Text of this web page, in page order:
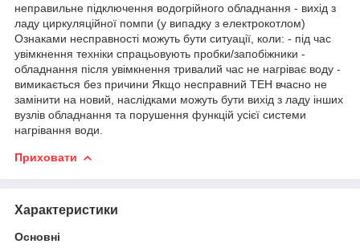
неправильне підключення водогрійного обладнання - вихід з
ладу циркуляційної помпи (у випадку з електрокотлом)
Ознаками несправності можуть бути ситуації, коли: - під час
увімкнення техніки спрацьовують пробки/запобіжники -
обладнання після увімкнення тривалий час не нагріває воду -
вимикається без причини Якщо несправний ТЕН вчасно не
замінити на новий, наслідками можуть бути вихід з ладу інших
вузлів обладнання та порушення функцій усієї системи
нагрівання води.
Приховати
Характеристики
Основні